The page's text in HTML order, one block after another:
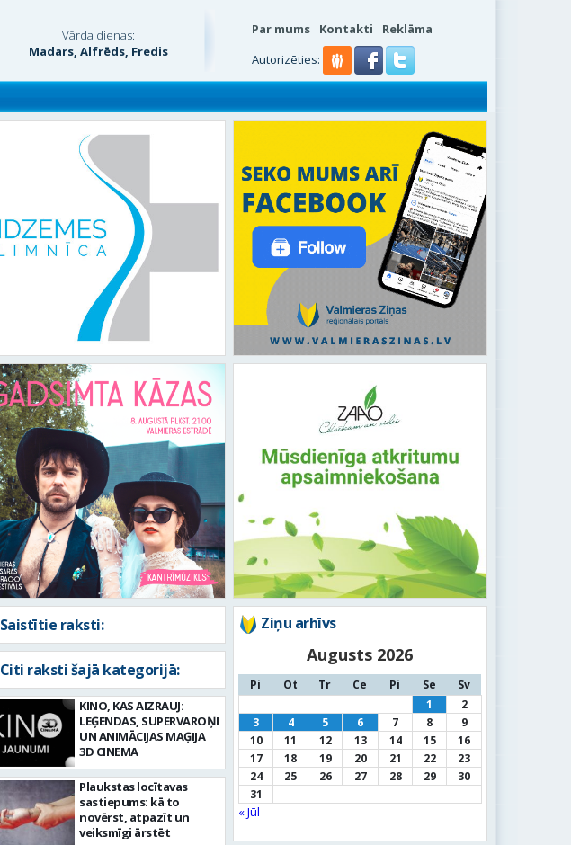
Vārda dienas:
Madars, Alfrēds, Fredis
Par mums Kontakti
Reklāma
Autorizēties:
Saistītie raksti:
Citi raksti šajā kategorijā:
KINO, KAS AIZRAUJ:
LEĢENDAS, SUPERVAROŅI
UN ANIMĀCIJAS MAĢIJA
3D CINEMA
Plaukstas locītavas
sastiepums: kā to
novērst, atpazīt un
veiksmīgi ārstēt
Ziņu arhīvs
Augusts 2026
Pi Ot Tr Ce Pi Se
Sv
1
2
3
4 5 6 7 8
9
10
11 12 13 14 15
16
17
18 19 20 21 22
23
24
25 26 27 28 29
30
31
« Jūl